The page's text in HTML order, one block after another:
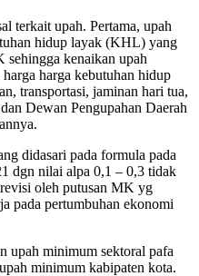
terkait upah. Pertama, upah
hidup layak (KHL) yang
sehingga kenaikan upah
harga kebutuhan hidup
transportasi, jaminan hari tua,
Dewan Pengupahan Daerah
didasari pada formula pada
dgn nilai alpa 0,1 – 0,3 tidak
oleh putusan MK yg
pada pertumbuhan ekonomi
upah minimum sektoral pafa
minimum kabipaten kota.